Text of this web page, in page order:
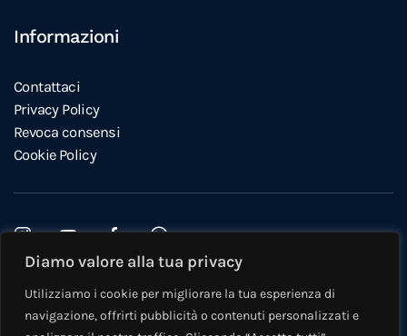
Diamo valore alla tua privacy
Utilizziamo i cookie per migliorare la tua esperienza di
navigazione, offrirti pubblicità o contenuti personalizzati e
Informazioni
Contattaci
Privacy Policy
Revoca consensi
Cookie Policy
Questo sito è protetto da reCAPTCHA e si applicano la
e i Termini di servizio
di Google.
©2026Eden Immobiliare Modena e Castelfranco. Tutti i diritti